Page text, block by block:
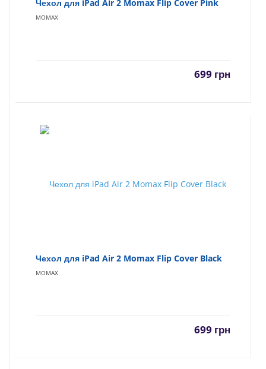
Чехол для iPad Air 2 Momax Flip Cover Pink
MOMAX
699 грн
Чехол для iPad Air 2 Momax Flip Cover Black
MOMAX
699 грн